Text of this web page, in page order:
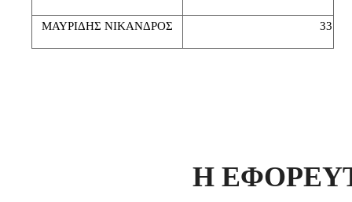
ΜΑΥΡΙΔΗΣ ΝΙΚΑΝΔΡΟΣ 33
Η